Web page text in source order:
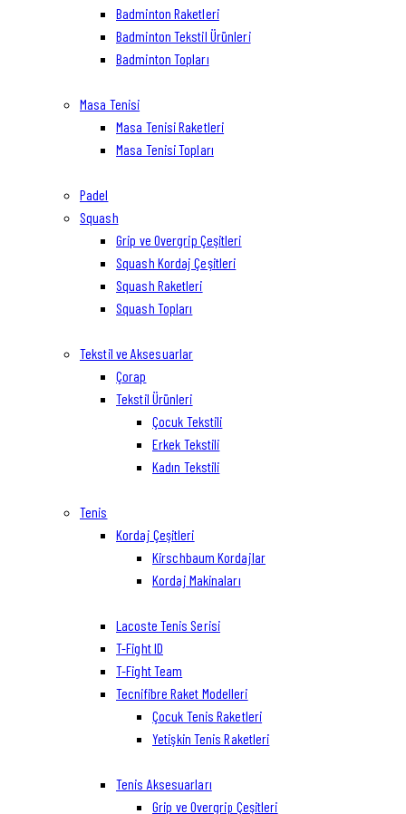
Badminton Raketleri
Badminton Tekstil Ürünleri
Badminton Topları
Masa Tenisi
Masa Tenisi Raketleri
Masa Tenisi Topları
Padel
Squash
Grip ve Overgrip Çeşitleri
Squash Kordaj Çeşitleri
Squash Raketleri
Squash Topları
Tekstil ve Aksesuarlar
Çorap
Tekstil Ürünleri
Çocuk Tekstili
Erkek Tekstili
Kadın Tekstili
Tenis
Kordaj Çeşitleri
Kirschbaum Kordajlar
Kordaj Makinaları
Lacoste Tenis Serisi
T-Fight ID
T-Fight Team
Tecnifibre Raket Modelleri
Çocuk Tenis Raketleri
Yetişkin Tenis Raketleri
Tenis Aksesuarları
Grip ve Overgrip Çeşitleri